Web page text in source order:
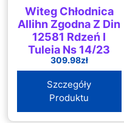
Witeg Chłodnica
Allihn Zgodna Z Din
12581 Rdzeń I
Tuleja Ns 14/23
Długość Płaszcza
309.98zł
Szczegóły
Produktu